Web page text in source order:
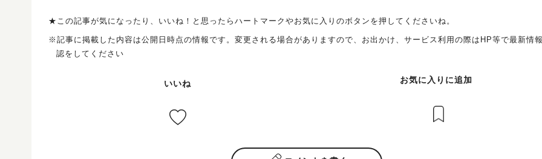
★この記事が気になったり、いいね！と思ったらハートマークやお気に入りのボタンを押してくださいね。
※記事に掲載した内容は公開日時点の情報です。変更される場合がありますので、お出かけ、サービス利用の際はHP等で最新情
認をしてください
いいね お気に入りに追加